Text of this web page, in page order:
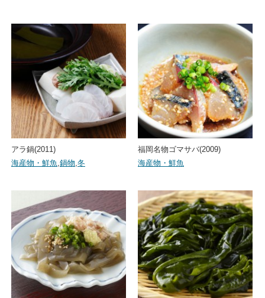
アラ鍋(2011)
海産物・鮮魚,鍋物,冬
福岡名物ゴマサバ(2009)
海産物・鮮魚